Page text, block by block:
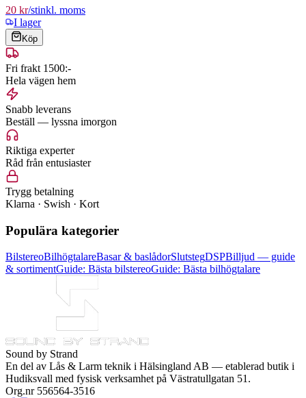
20 kr/stinkl. moms
I lager
Köp
Fri frakt 1500:-
Hela vägen hem
Snabb leverans
Beställ — lyssna imorgon
Riktiga experter
Råd från entusiaster
Trygg betalning
Klarna · Swish · Kort
Populära kategorier
BilstereoBilhögtalareBasar & baslådorSlutstegDSPBilljud — guide
& sortimentGuide: Bästa bilstereoGuide: Bästa bilhögtalare
Sound by Strand
En del av Lås & Larm teknik i Hälsingland AB — etablerad butik i
Hudiksvall med fysisk verksamhet på Västratullgatan 51.
Org.nr 556564-3516